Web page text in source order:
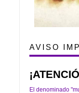
AVISO
El denominado